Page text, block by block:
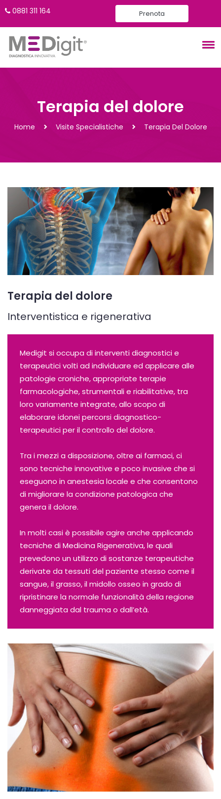
0881 311 164 Prenota
Terapia del dolore
Home Visite Specialistiche Terapia Del Dolore
Terapia del dolore
Interventistica e rigenerativa
Medigit si occupa di interventi diagnostici e
terapeutici volti ad individuare ed applicare alle
patologie croniche, appropriate terapie
farmacologiche, strumentali e riabilitative, tra
loro variamente integrate, allo scopo di
elaborare idonei percorsi diagnostico-
terapeutici per il controllo del dolore.
Tra i mezzi a disposizione, oltre ai farmaci, ci
sono tecniche innovative e poco invasive che si
eseguono in anestesia locale e che consentono
di migliorare la condizione patologica che
genera il dolore.
In molti casi è possibile agire anche applicando
tecniche di Medicina Rigenerativa, le quali
prevedono un utilizzo di sostanze terapeutiche
derivate da tessuti del paziente stesso come il
sangue, il grasso, il midollo osseo in grado di
ripristinare la normale funzionalità della regione
danneggiata dal trauma o dall’età.